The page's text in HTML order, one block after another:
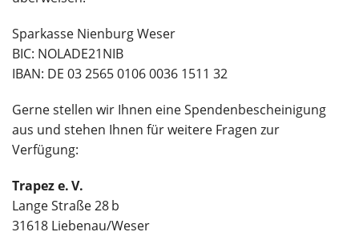
Sparkasse Nienburg Weser
BIC: NOLADE21NIB
IBAN: DE 03 2565 0106 0036 1511 32
Gerne stellen wir Ihnen eine Spendenbescheinigung
aus und stehen Ihnen für weitere Fragen zur
Verfügung:
Trapez e. V.
Lange Straße 28 b
31618 Liebenau/Weser